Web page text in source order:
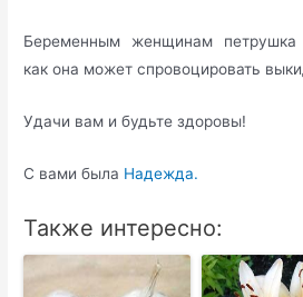
Беременным женщинам петрушка
как она может спровоцировать
Удачи вам и будьте здоровы!
С вами была Надежда.
Также интересно: